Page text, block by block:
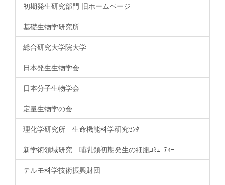
初期発生研究部門 旧ホームページ
基礎生物学研究所
総合研究大学院大学
日本発生生物学会
日本分子生物学会
定量生物学の会
理化学研究所 生命機能科学研究ｾﾝﾀｰ
新学術領域研究 哺乳類初期発生の細胞ｺﾐｭﾆﾃｨｰ
テルモ科学技術振興財団